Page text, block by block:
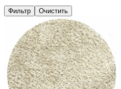
Фильтр Очистить